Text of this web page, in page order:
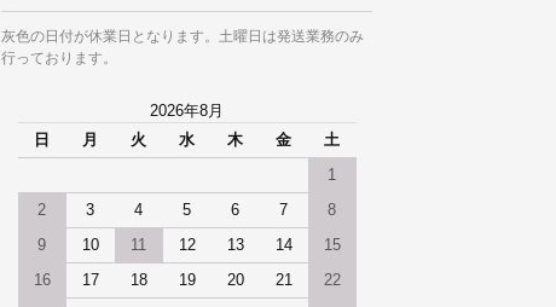
灰色の日付が休業日となります。土曜日は発送業務のみ
行っております。
2026年8月
日
月 火 水 木 金 土
1
2 3 4 5 6 7 8
9 10 11 12 13 14 15
16 17 18 19 20 21 22